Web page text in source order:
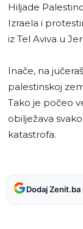
Hiljade
Izraela i
iz Tel Aviva u
Inače, na
palestinskoj
Tako je počeo
obilježava
katastrofa.
Dodaj